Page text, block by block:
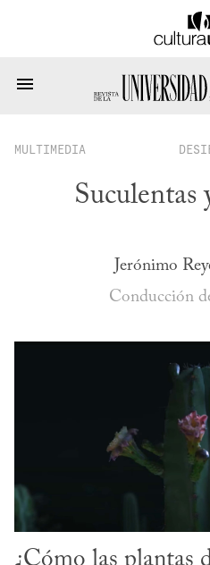
MULTIMEDIA
Suculentas
Jerónimo
Conducción
¿Cómo las plantas